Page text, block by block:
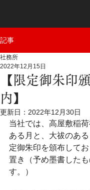
記事
【限定御朱印
内】
社務所
2022年12月15日
更新日： 2022年12月30日
当社では、高屋敷稲
ある月と、大祓のあ
定御朱印を頒布して
置き（予め墨書した
す。）